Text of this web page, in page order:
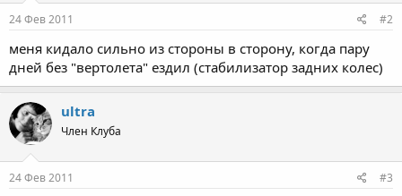
24 Фев 2011 #2
меня кидало сильно из стороны в сторону, когда пару
дней без "вертолета" ездил (стабилизатор задних колес)
ultra
Член Клуба
24 Фев 2011 #3